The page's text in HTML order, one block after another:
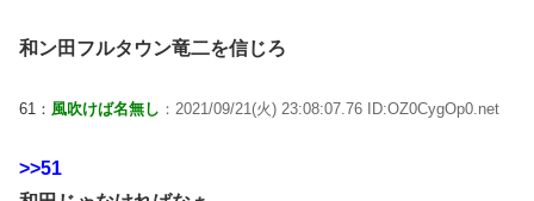
和ン田フルタウン竜二を信じろ
61： 風吹けば名無し ：2021/09/21(火) 23:08:07.76 ID:OZ0CygOp0.net
>>51